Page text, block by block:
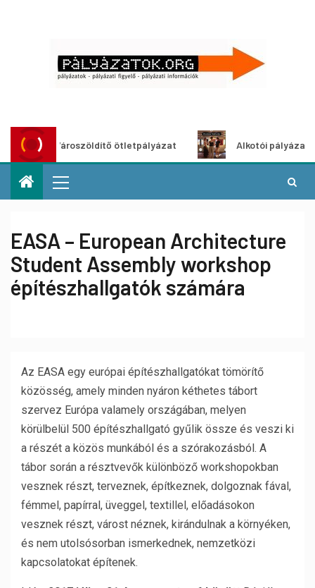
Városzöldítő ötletpályázat Alkotói pályázat
EASA – European Architecture
Student Assembly workshop
építészhallgatók számára
Az EASA egy európai építészhallgatókat tömörítő
közösség, amely minden nyáron kéthetes tábort
szervez Európa valamely országában, melyen
körülbelül 500 építészhallgató gyűlik össze és veszi ki
a részét a közös munkából és a szórakozásból. A
tábor során a résztvevők különböző workshopokban
vesznek részt, terveznek, építkeznek, dolgoznak fával,
fémmel, papírral, üveggel, textillel, előadásokon
vesznek részt, várost néznek, kirándulnak a környéken,
és nem utolsósorban ismerkednek, nemzetközi
kapcsolatokat építenek.